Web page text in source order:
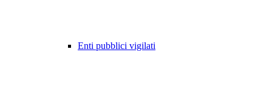
Enti pubblici vigilati